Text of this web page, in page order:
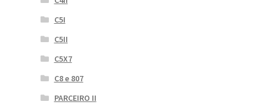
C5I
C5II
C5X7
C8 e 807
PARCEIRO II